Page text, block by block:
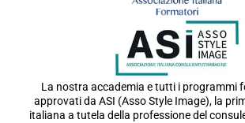
La nostra accademia e tutti i programmi
approvati da ASI (Asso Style Image), la
italiana a tutela della professione del